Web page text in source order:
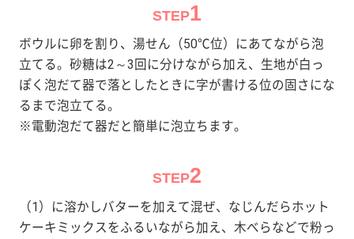
STEP1
ボウルに卵を割り、湯せん（50℃位）にあてながら泡
立てる。砂糖は2～3回に分けながら加え、生地が白っ
ぽく泡だて器で落としたときに字が書ける位の固さにな
るまで泡立てる。
※電動泡だて器だと簡単に泡立ちます。
STEP2
（1）に溶かしバターを加えて混ぜ、なじんだらホット
ケーキミックスをふるいながら加え、木べらなどで粉っ